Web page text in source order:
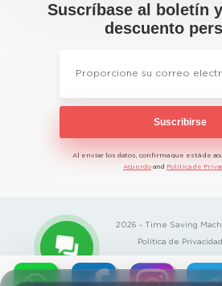
Suscríbase al boletín
descuento
Suscribirse
Al enviar los datos, confirma que está de
Acuerdo and Política de
2026 - Time Saving
Política de Privacidad
BannerText_Seraphinite